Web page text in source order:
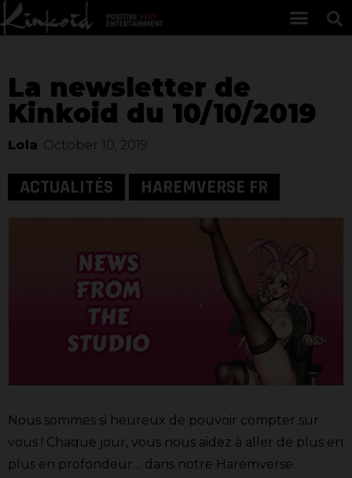
La newsletter de
Kinkoid du 10/10/2019
Lola October 10, 2019
ACTUALITÉS HAREMVERSE FR
Nous sommes si heureux de pouvoir compter sur
vous ! Chaque jour, vous nous aidez à aller de plus en
plus en profondeur… dans notre Haremverse.